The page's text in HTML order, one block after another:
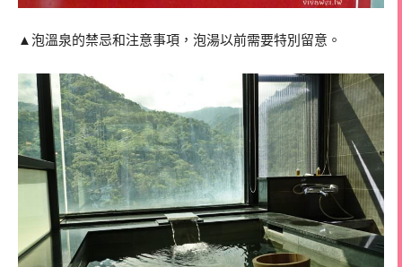
▲泡溫泉的禁忌和注意事項，泡湯以前需要特別留意。